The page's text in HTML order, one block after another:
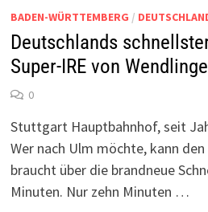
BADEN-WÜRTTEMBERG /
Deutschlands
Super-IRE von
0
Stuttgart Hauptbahnhof, seit
Wer nach Ulm möchte, kann
braucht über die brandneue
Minuten. Nur zehn Minuten …